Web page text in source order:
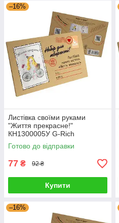
–16%
Листівка своїми руками
"Життя прекрасне!"
КН1300005У G-Rich
Готово до відправки
77 ₴ 92 ₴
Купити
–16%